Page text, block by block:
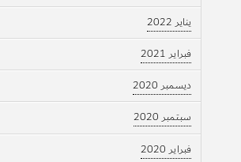
يناير 2022
فبراير 2021
ديسمبر 2020
سبتمبر 2020
فبراير 2020